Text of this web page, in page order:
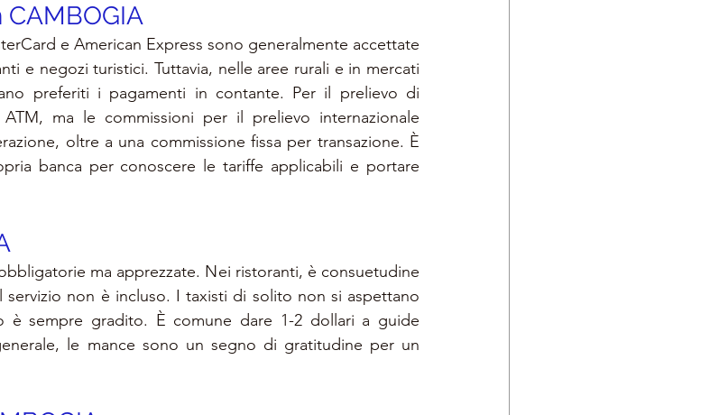
CAMBOGIA
e American Express sono generalmente accettate
e negozi turistici. Tuttavia, nelle aree rurali e in mercati
preferiti i pagamenti in contante. Per il prelievo di
ma le commissioni per il prelievo internazionale
oltre a una commissione fissa per transazione. È
banca per conoscere le tariffe applicabili e portare
ma apprezzate. Nei ristoranti, è consuetudine
servizio non è incluso. I taxisti di solito non si aspettano
è sempre gradito. È comune dare 1-2 dollari a guide
le mance sono un segno di gratitudine per un